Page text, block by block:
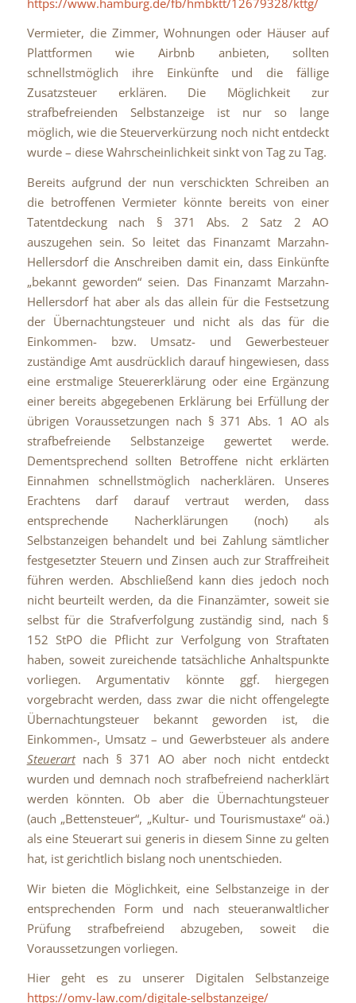
Vermieter, die Zimmer, Wohnungen oder Häuser auf
Plattformen wie Airbnb anbieten, sollten
schnellstmöglich ihre Einkünfte und die fällige
Zusatzsteuer erklären. Die Möglichkeit zur
strafbefreienden Selbstanzeige ist nur so lange
möglich, wie die Steuerverkürzung noch nicht entdeckt
wurde – diese Wahrscheinlichkeit sinkt von Tag zu Tag.
Bereits aufgrund der nun verschickten Schreiben an
die betroffenen Vermieter könnte bereits von einer
Tatentdeckung nach § 371 Abs. 2 Satz 2 AO
auszugehen sein. So leitet das Finanzamt Marzahn-
Hellersdorf die Anschreiben damit ein, dass Einkünfte
„bekannt geworden“ seien. Das Finanzamt Marzahn-
Hellersdorf hat aber als das allein für die Festsetzung
der Übernachtungsteuer und nicht als das für die
Einkommen- bzw. Umsatz- und Gewerbesteuer
zuständige Amt ausdrücklich darauf hingewiesen, dass
eine erstmalige Steuererklärung oder eine Ergänzung
einer bereits abgegebenen Erklärung bei Erfüllung der
übrigen Voraussetzungen nach § 371 Abs. 1 AO als
strafbefreiende Selbstanzeige gewertet werde.
Dementsprechend sollten Betroffene nicht erklärten
Einnahmen schnellstmöglich nacherklären. Unseres
Erachtens darf darauf vertraut werden, dass
entsprechende Nacherklärungen (noch) als
Selbstanzeigen behandelt und bei Zahlung sämtlicher
festgesetzter Steuern und Zinsen auch zur Straffreiheit
führen werden. Abschließend kann dies jedoch noch
nicht beurteilt werden, da die Finanzämter, soweit sie
selbst für die Strafverfolgung zuständig sind, nach §
152 StPO die Pflicht zur Verfolgung von Straftaten
haben, soweit zureichende tatsächliche Anhaltspunkte
vorliegen. Argumentativ könnte ggf. hiergegen
vorgebracht werden, dass zwar die nicht offengelegte
Übernachtungsteuer bekannt geworden ist, die
Einkommen-, Umsatz – und Gewerbsteuer als andere
Steuerartnach § 371 AO aber noch nicht entdeckt
wurden und demnach noch strafbefreiend nacherklärt
werden könnten. Ob aber die Übernachtungsteuer
(auch „Bettensteuer“, „Kultur- und Tourismustaxe“ oä.)
als eine Steuerart sui generis in diesem Sinne zu gelten
hat, ist gerichtlich bislang noch unentschieden.
Wir bieten die Möglichkeit, eine Selbstanzeige in der
entsprechenden Form und nach steueranwaltlicher
Prüfung strafbefreiend abzugeben, soweit die
Voraussetzungen vorliegen.
Hier geht es zu unserer Digitalen Selbstanzeige
https://omv-law.com/digitale-selbstanzeige/